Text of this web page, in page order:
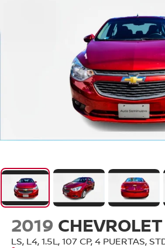
2019
LS, L4, 1.5L, 107 CP, 4 PUERTAS,